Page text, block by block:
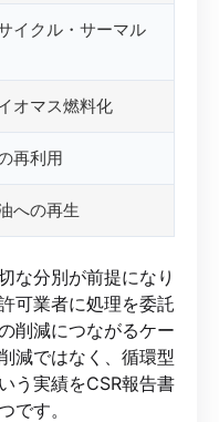
イクル・サーマル
オマス燃料化
再利用
への再生
な分別が前提になり
可業者に処理を委託
削減につながるケー
減ではなく、循環型
う実績をCSR報告書
です。